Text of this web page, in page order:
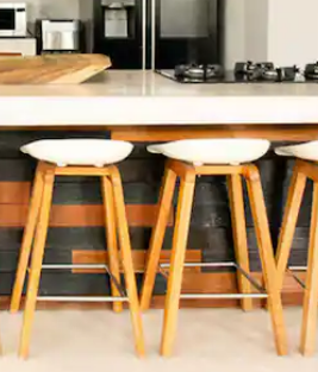
작으로 탐색하세요.